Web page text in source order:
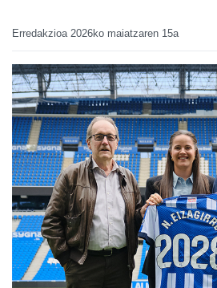
Erredakzioa 2026ko maiatzaren 15a